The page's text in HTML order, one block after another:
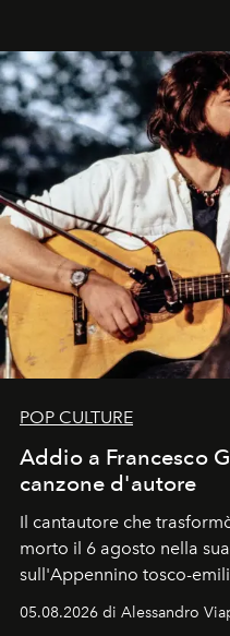
uno dei documenti più
POP CULTURE
Addio a Francesco
canzone d'autore
Il cantautore che
morto il 6 agosto nella
sull'Appennino tosco-
05.08.2026 di Alessandro